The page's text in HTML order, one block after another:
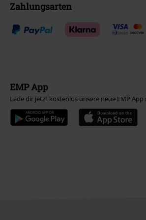
Zahlungsarten
EMP App
Lade dir jetzt kostenlos unsere neue EMP